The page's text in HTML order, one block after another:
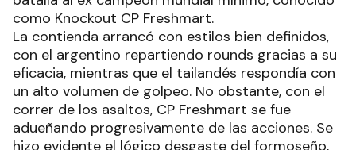
como Knockout CP Freshmart.
La contienda arrancó con estilos bien definidos,
con el argentino repartiendo rounds gracias a su
eficacia, mientras que el tailandés respondía con
un alto volumen de golpeo. No obstante, con el
correr de los asaltos, CP Freshmart se fue
adueñando progresivamente de las acciones. Se
hizo evidente el lógico desgaste del formoseño,